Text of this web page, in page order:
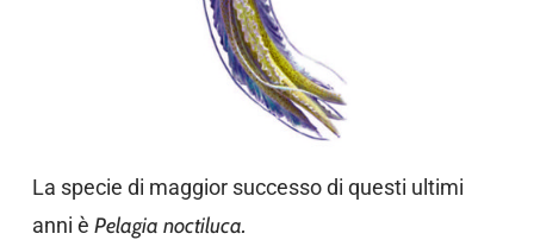
La specie di maggior successo di questi ultimi
anni è Pelagia noctiluca.